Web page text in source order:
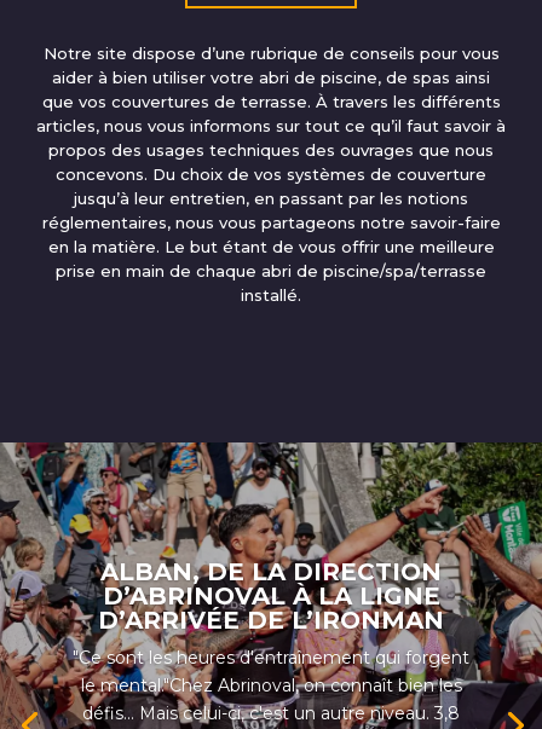
Notre site dispose d’une rubrique de conseils pour vous
aider à bien utiliser votre abri de piscine, de spas ainsi
que vos couvertures de terrasse. À travers les différents
articles, nous vous informons sur tout ce qu’il faut savoir à
propos des usages techniques des ouvrages que nous
concevons. Du choix de vos systèmes de couverture
jusqu’à leur entretien, en passant par les notions
réglementaires, nous vous partageons notre savoir-faire
en la matière. Le but étant de vous offrir une meilleure
prise en main de chaque abri de piscine/spa/terrasse
installé.
ALBAN, DE LA DIRECTION
D’ABRINOVAL À LA LIGNE
D’ARRIVÉE DE L’IRONMAN
"Ce sont les heures d'entraînement qui forgent
le mental."Chez Abrinoval, on connaît bien les
défis... Mais celui-ci, c'est un autre niveau. 3,8